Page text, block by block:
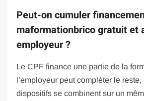
Peut-on cumuler
maformationbrico gratuit et
employeur ?
Le CPF finance une partie de la
l’employeur peut compléter le
dispositifs se combinent sur un